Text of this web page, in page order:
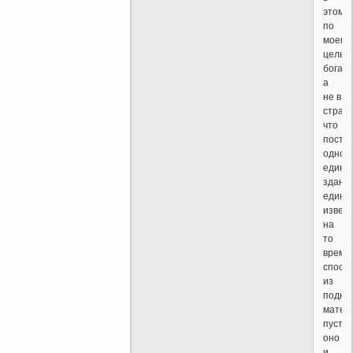
этом,
по
моему,
цель
бога,
а
не в
страхе
что
одно
на
то
время
из
пусть
оно